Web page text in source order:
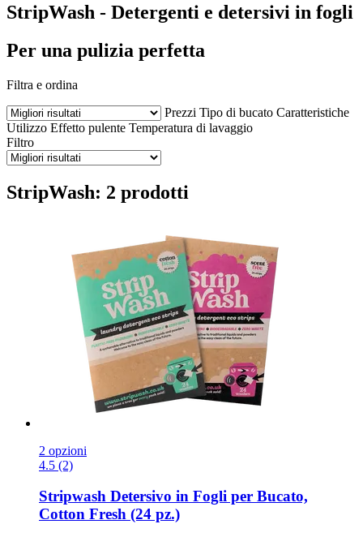
StripWash - Detergenti e detersivi in fogli
Per una pulizia perfetta
Filtra e ordina
Prezzi Tipo di bucato Caratteristiche
Utilizzo Effetto pulente Temperatura di lavaggio
Filtro
StripWash: 2 prodotti
2 opzioni
4.5 (2)
Stripwash Detersivo in Fogli per Bucato,
Cotton Fresh (24 pz.)